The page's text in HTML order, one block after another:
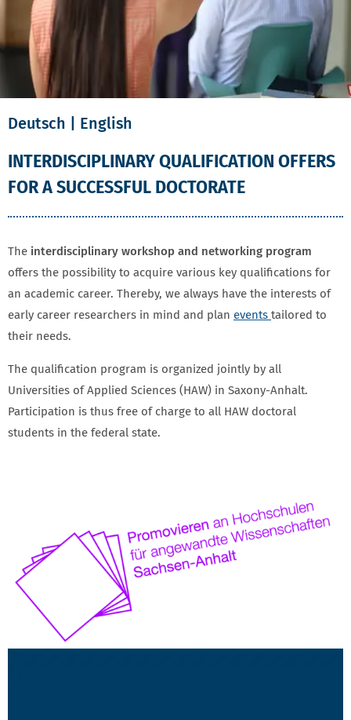
Deutsch | English
INTERDISCIPLINARY QUALIFICATION OFFERS
FOR A SUCCESSFUL DOCTORATE
The interdisciplinary workshop and networking program
offers the possibility to acquire various key qualifications for
an academic career. Thereby, we always have the interests of
early career researchers in mind and plan events tailored to
their needs.
The qualification program is organized jointly by all
Universities of Applied Sciences (HAW) in Saxony-Anhalt.
Participation is thus free of charge to all HAW doctoral
students in the federal state.